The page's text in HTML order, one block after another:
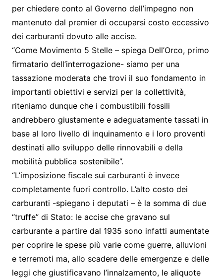
per chiedere conto al Governo dell’impegno non
mantenuto dal premier di occuparsi costo eccessivo
dei carburanti dovuto alle accise.
“Come Movimento 5 Stelle – spiega Dell’Orco, primo
firmatario dell’interrogazione- siamo per una
tassazione moderata che trovi il suo fondamento in
importanti obiettivi e servizi per la collettività,
riteniamo dunque che i combustibili fossili
andrebbero giustamente e adeguatamente tassati in
base al loro livello di inquinamento e i loro proventi
destinati allo sviluppo delle rinnovabili e della
mobilità pubblica sostenibile”.
“L’imposizione fiscale sui carburanti è invece
completamente fuori controllo. L’alto costo dei
carburanti -spiegano i deputati – è la somma di due
“truffe” di Stato: le accise che gravano sul
carburante a partire dal 1935 sono infatti aumentate
per coprire le spese più varie come guerre, alluvioni
e terremoti ma, allo scadere delle emergenze e delle
leggi che giustificavano l’innalzamento, le aliquote